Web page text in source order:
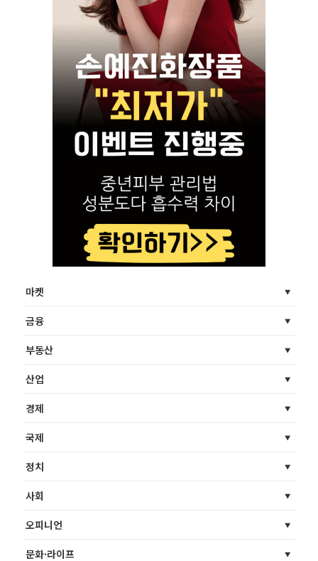
마켓
금융
부동산
산업
경제
국제
정치
사회
오피니언
문화·라이프